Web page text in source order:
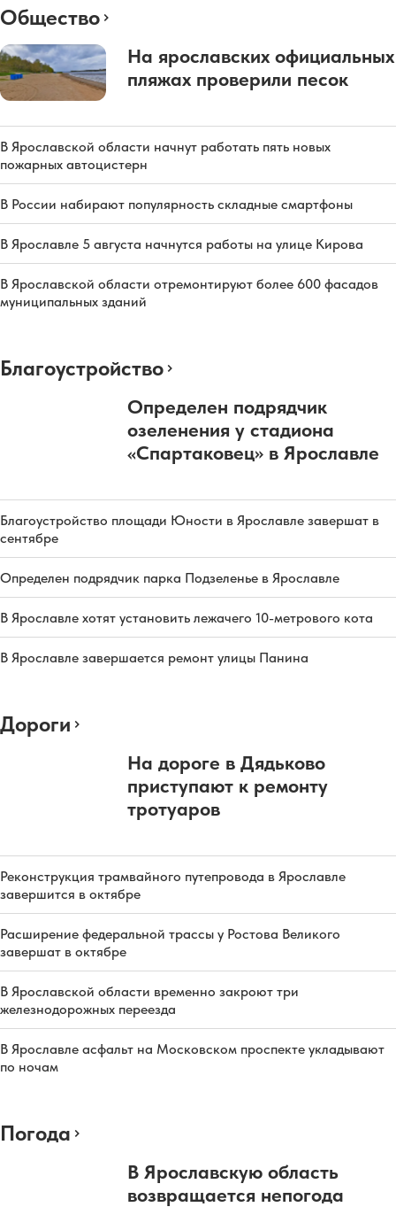
Общество
На ярославских официальных
пляжах проверили песок
В Ярославской области начнут работать пять новых
пожарных автоцистерн
В России набирают популярность складные смартфоны
В Ярославле 5 августа начнутся работы на улице Кирова
В Ярославской области отремонтируют более 600 фасадов
муниципальных зданий
Благоустройство
Определен подрядчик
озеленения у стадиона
«Спартаковец» в Ярославле
Благоустройство площади Юности в Ярославле завершат в
сентябре
Определен подрядчик парка Подзеленье в Ярославле
В Ярославле хотят установить лежачего 10-метрового кота
В Ярославле завершается ремонт улицы Панина
Дороги
На дороге в Дядьково
приступают к ремонту
тротуаров
Реконструкция трамвайного путепровода в Ярославле
завершится в октябре
Расширение федеральной трассы у Ростова Великого
завершат в октябре
В Ярославской области временно закроют три
железнодорожных переезда
В Ярославле асфальт на Московском проспекте укладывают
по ночам
Погода
В Ярославскую область
возвращается непогода